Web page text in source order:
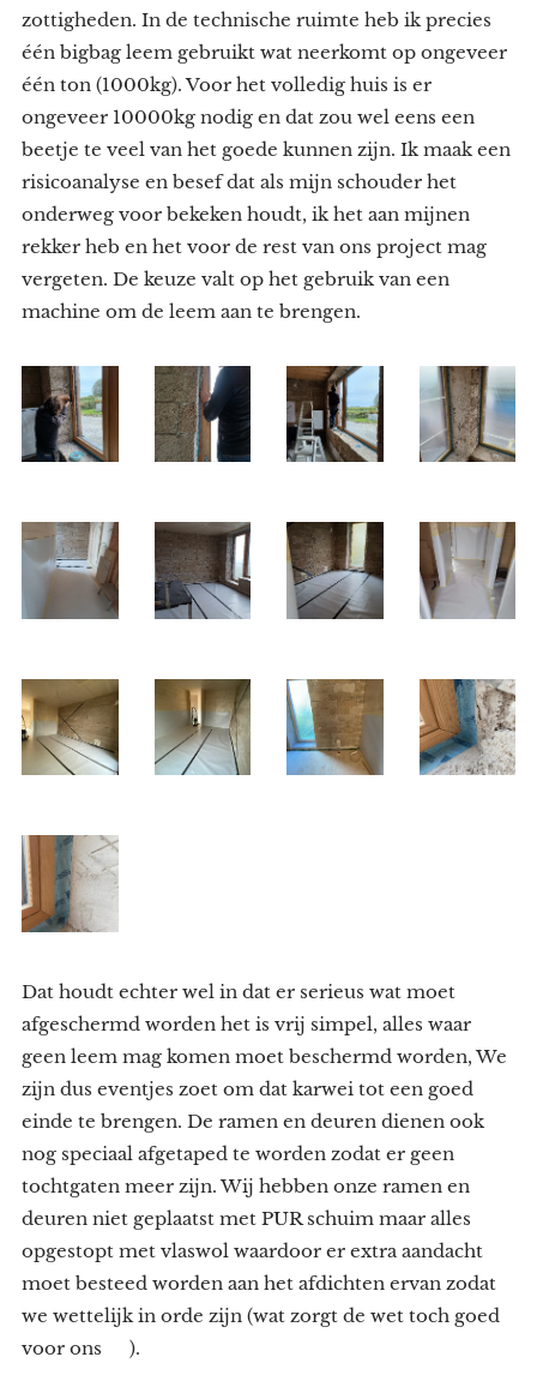
zottigheden. In de technische ruimte heb ik precies
één bigbag leem gebruikt wat neerkomt op ongeveer
één ton (1000kg). Voor het volledig huis is er
ongeveer 10000kg nodig en dat zou wel eens een
beetje te veel van het goede kunnen zijn. Ik maak een
risicoanalyse en besef dat als mijn schouder het
onderweg voor bekeken houdt, ik het aan mijnen
rekker heb en het voor de rest van ons project mag
vergeten. De keuze valt op het gebruik van een
machine om de leem aan te brengen.
Dat houdt echter wel in dat er serieus wat moet
afgeschermd worden het is vrij simpel, alles waar
geen leem mag komen moet beschermd worden, We
zijn dus eventjes zoet om dat karwei tot een goed
einde te brengen. De ramen en deuren dienen ook
nog speciaal afgetaped te worden zodat er geen
tochtgaten meer zijn. Wij hebben onze ramen en
deuren niet geplaatst met PUR schuim maar alles
opgestopt met vlaswol waardoor er extra aandacht
moet besteed worden aan het afdichten ervan zodat
we wettelijk in orde zijn (wat zorgt de wet toch goed
voor ons 😉).